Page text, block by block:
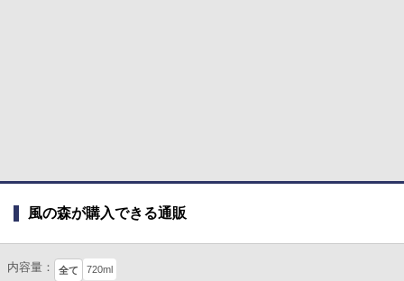
風の森が購入できる通販
内容量： 全て 720ml